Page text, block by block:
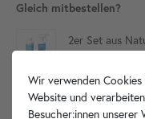
Gleich mitbestellen?
2er Set aus
29,90 € 26,90
Wir verwenden
Website und
Besucher:innen unserer